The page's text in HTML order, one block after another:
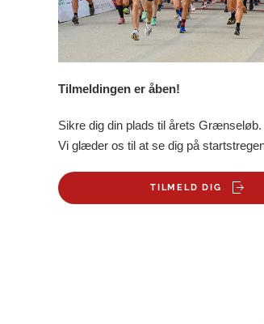
Tilmeldingen er åben!
Sikre dig din plads til årets Grænseløb.
Vi glæder os til at se dig på
TILMELD DIG